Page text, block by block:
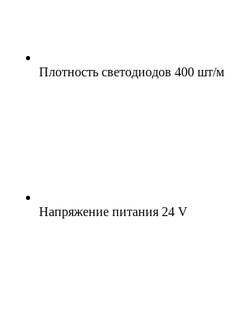
Плотность светодиодов 400 шт/м
Напряжение питания 24 V